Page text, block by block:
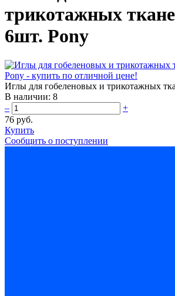
трикотажных
6шт. Pony
Иглы для гобеленовых и трикотажных
В наличии: 8
–
+
76 руб.
Купить
Сообщить о поступлении